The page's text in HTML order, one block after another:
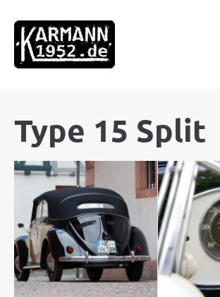
Sorry, item "offcanvas-col1" does not exist.
Sorry, item "offcanvas-col3" does not exist.
Sorry, item "offcanvas-col4" does not exist.
Type 15 Split